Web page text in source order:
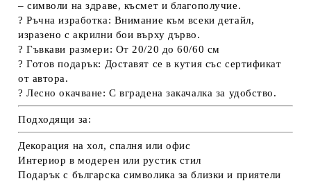
– символи на здраве, късмет и благополучие.
?Ръчна изработка: Внимание към всеки детайл,
изразено с акрилни бои върху дърво.
?Гъвкави размери: От 20/20 до 60/60 см
?Готов подарък: Доставят се в кутия със сертификат
от автора.
?Лесно окачване: С вградена закачалка за удобство.
Подходящи за:
Декорация на хол, спалня или офис
Интериор в модерен или рустик стил
Подарък с българска символика за близки и приятели